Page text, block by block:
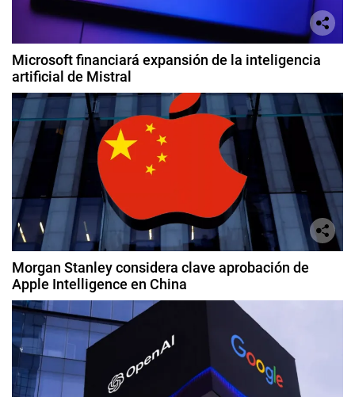
Microsoft financiará expansión de la inteligencia
artificial de Mistral
Morgan Stanley considera clave aprobación de
Apple Intelligence en China